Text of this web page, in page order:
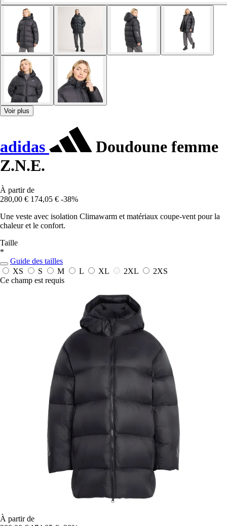
Voir plus
adidas
Doudoune femme
Z.N.E.
À partir de
280,00 € 174,05 € -38%
Une veste avec isolation Climawarm et matériaux coupe-vent pour la
chaleur et le confort.
Taille
*
Guide des tailles
XS
S M L XL 2XL
2XS
Ce champ est requis
À partir de